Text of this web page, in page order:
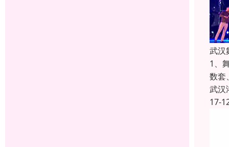
武汉
1、
数套
武汉
17-